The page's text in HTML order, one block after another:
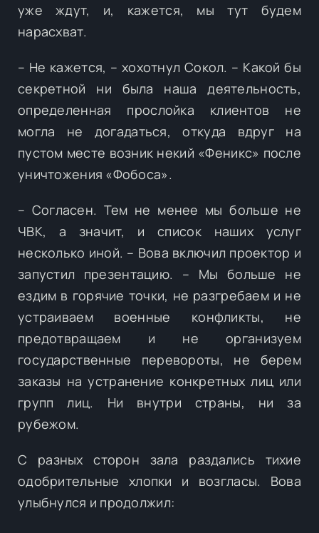
уже ждут, и, кажется, мы тут будем
нарасхват.
– Не кажется, – хохотнул Сокол. – Какой бы
секретной ни была наша деятельность,
определенная прослойка клиентов не
могла не догадаться, откуда вдруг на
пустом месте возник некий «Феникс» после
уничтожения «Фобоса».
– Согласен. Тем не менее мы больше не
ЧВК, а значит, и список наших услуг
несколько иной. – Вова включил проектор и
запустил презентацию. – Мы больше не
ездим в горячие точки, не разгребаем и не
устраиваем военные конфликты, не
предотвращаем и не организуем
государственные перевороты, не берем
заказы на устранение конкретных лиц или
групп лиц. Ни внутри страны, ни за
рубежом.
С разных сторон зала раздались тихие
одобрительные хлопки и возгласы. Вова
улыбнулся и продолжил: